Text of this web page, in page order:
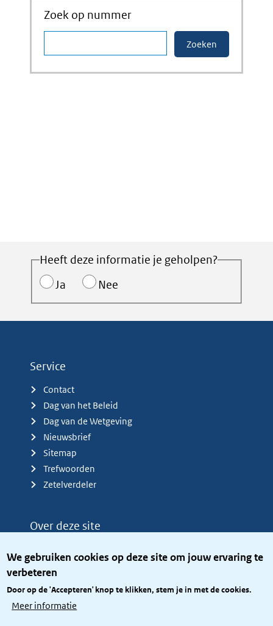
We gebruiken cookies op deze site om jouw ervaring te
verbeteren
Door op de 'Accepteren' knop te klikken, stem je in met de cookies.
Meer informatie
Zoek op nummer
Heeft deze informatie je geholpen?
Ja
Nee
Service
Contact
Dag van het Beleid
Dag van de Wetgeving
Nieuwsbrief
Sitemap
Trefwoorden
Zetelverdeler
Over deze site
Privacy
Toegang site openbaar
Toegankelijkheid